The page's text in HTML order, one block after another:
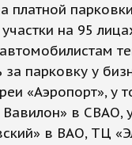
платной
на 95
за парковку у
«Аэропорт», у
в СВАО,
в ВАО, ТЦ